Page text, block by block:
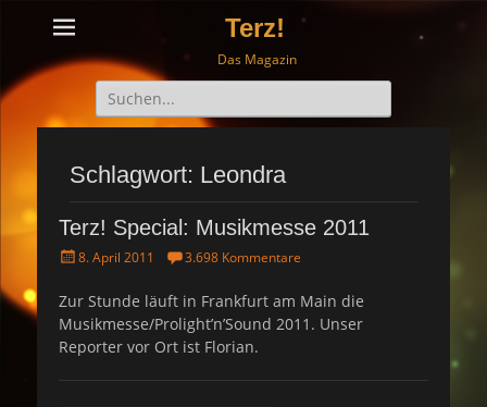
Terz!
Das Magazin
Suche
nach:
Schlagwort: Leondra
Terz! Special: Musikmesse 2011
P
s
t
e
d
8. April 2011 3.698 Kommentare
Zur Stunde läuft in Frankfurt am Main die
Musikmesse/Prolight’n’Sound 2011. Unser
Reporter vor Ort ist Florian.